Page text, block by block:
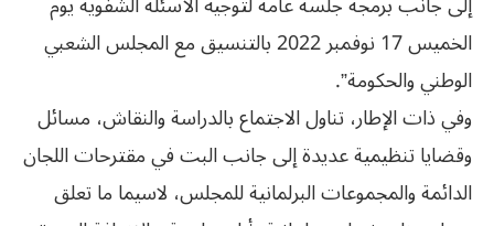
الخميس 17 نوفمبر 2022 بالتنسيق مع المجلس الشعبي
الوطني والحكومة”.
وفي ذات الإطار، تناول الاجتماع بالدراسة والنقاش، مسائل
وقضايا تنظيمية عديدة إلى جانب البت في مقترحات اللجان
الدائمة والمجموعات البرلمانية للمجلس، لاسيما ما تعلق